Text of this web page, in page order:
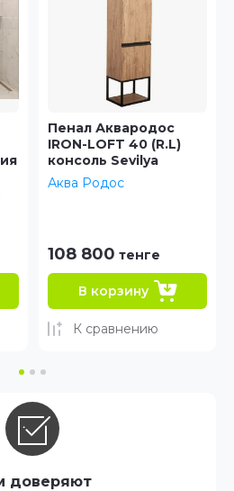
Ванна акриловая
FORMINA BANYO
Minerva 130x70,
Türkiye
91 000 тенге
В корзину
К сравнению
доверяют